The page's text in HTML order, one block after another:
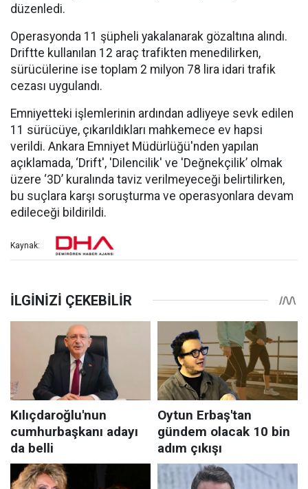
düzenledi.
Operasyonda 11 şüpheli yakalanarak gözaltına alındı.
Driftte kullanılan 12 araç trafikten menedilirken,
sürücülerine ise toplam 2 milyon 78 lira idari trafik
cezası uygulandı.
Emniyetteki işlemlerinin ardından adliyeye sevk edilen
11 sürücüye, çıkarıldıkları mahkemece ev hapsi
verildi. Ankara Emniyet Müdürlüğü'nden yapılan
açıklamada, ‘Drift', 'Dilencilik' ve 'Değnekçilik’ olmak
üzere ‘3D’ kuralında taviz verilmeyeceği belirtilirken,
bu suçlara karşı soruşturma ve operasyonlara devam
edileceği bildirildi.
Kaynak: